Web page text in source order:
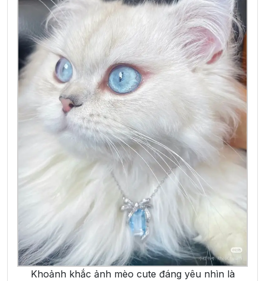
Khoảnh khắc ảnh mèo cute đáng yêu nhìn là